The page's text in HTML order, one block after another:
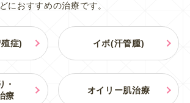
におすすめの治療です。
症) イボ(汗管腫)
・
療
オイリー肌治療